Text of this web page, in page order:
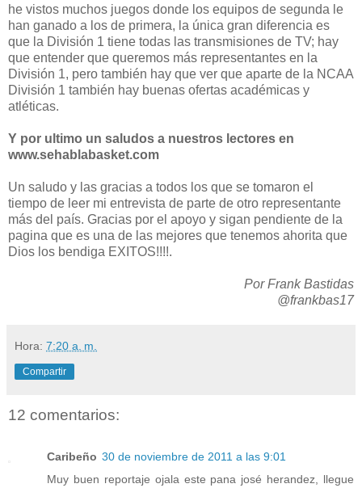
he vistos muchos juegos donde los equipos de segunda le
han ganado a los de primera, la única gran diferencia es
que la División 1 tiene todas las transmisiones de TV; hay
que entender que queremos más representantes en la
División 1, pero también hay que ver que aparte de la NCAA
División 1 también hay buenas ofertas académicas y
atléticas.
Y por ultimo un saludos a nuestros lectores en
www.sehablabasket.com
Un saludo y las gracias a todos los que se tomaron el
tiempo de leer mi entrevista de parte de otro representante
más del país. Gracias por el apoyo y sigan pendiente de la
pagina que es una de las mejores que tenemos ahorita que
Dios los bendiga EXITOS!!!!.
Por Frank Bastidas
@frankbas17
Hora: 7:20 a. m.
Compartir
12 comentarios:
Caribeño 30 de noviembre de 2011 a las 9:01
Muy buen reportaje ojala este pana josé herandez, llegue